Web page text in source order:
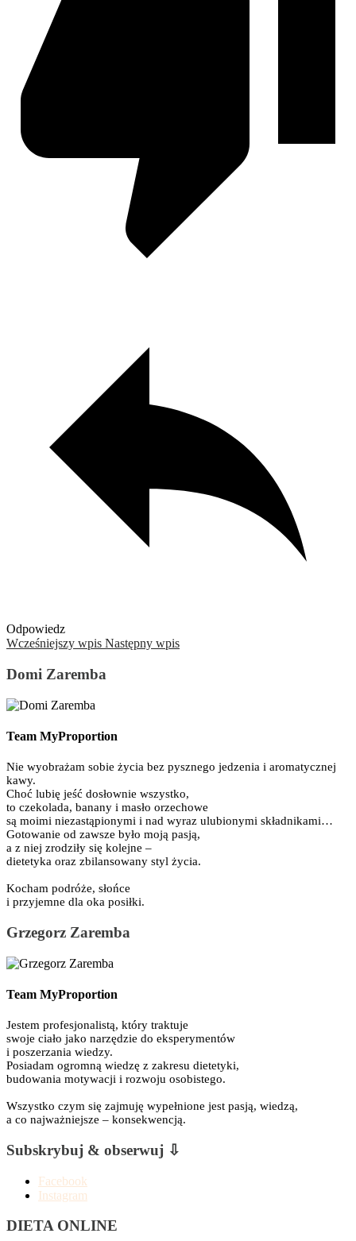
Odpowiedz
Wcześniejszy wpis Następny wpis
Domi Zaremba
Team MyProportion
Nie wyobrażam sobie życia bez pysznego jedzenia i aromatycznej
kawy.
Choć lubię jeść dosłownie wszystko,
to czekolada, banany i masło orzechowe
są moimi niezastąpionymi i nad wyraz ulubionymi składnikami…
Gotowanie od zawsze było moją pasją,
a z niej zrodziły się kolejne –
dietetyka oraz zbilansowany styl życia.
Kocham podróże, słońce
i przyjemne dla oka posiłki.
Grzegorz Zaremba
Team MyProportion
Jestem profesjonalistą, który traktuje
swoje ciało jako narzędzie do eksperymentów
i poszerzania wiedzy.
Posiadam ogromną wiedzę z zakresu dietetyki,
budowania motywacji i rozwoju osobistego.
Wszystko czym się zajmuję wypełnione jest pasją, wiedzą,
a co najważniejsze – konsekwencją.
Subskrybuj & obserwuj ⇩
Facebook
Instagram
DIETA ONLINE